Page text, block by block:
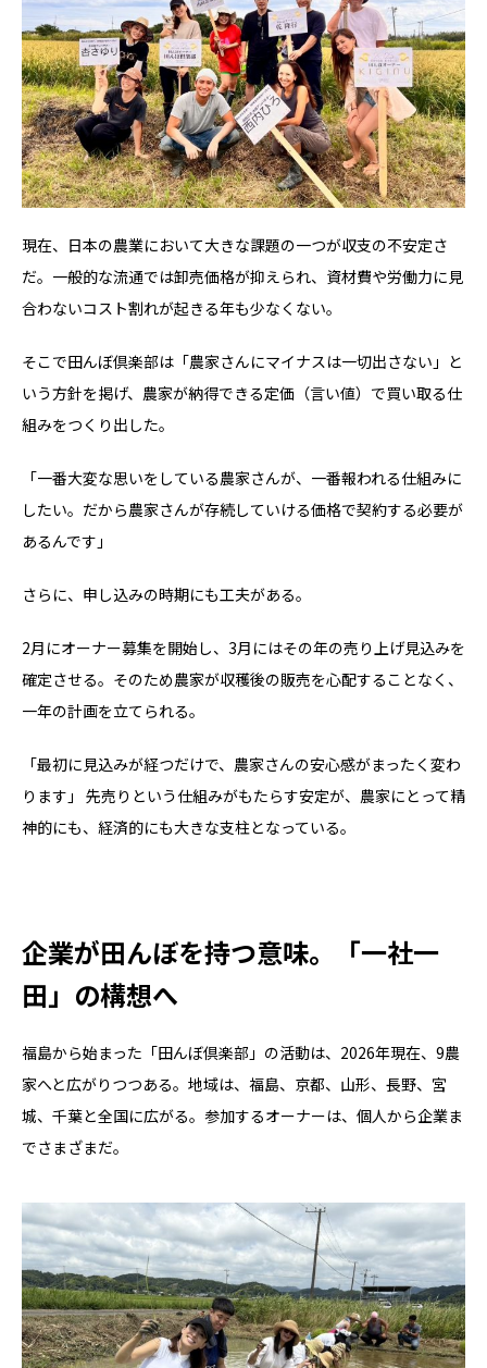
現在、日本の農業において大きな課題の一つが収支の不安定さ
だ。一般的な流通では卸売価格が抑えられ、資材費や労働力に見
合わないコスト割れが起きる年も少なくない。
そこで田んぼ倶楽部は「農家さんにマイナスは一切出さない」と
いう方針を掲げ、農家が納得できる定価（言い値）で買い取る仕
組みをつくり出した。
「一番大変な思いをしている農家さんが、一番報われる仕組みに
したい。だから農家さんが存続していける価格で契約する必要が
あるんです」
さらに、申し込みの時期にも工夫がある。
2月にオーナー募集を開始し、3月にはその年の売り上げ見込みを
確定させる。そのため農家が収穫後の販売を心配することなく、
一年の計画を立てられる。
「最初に見込みが経つだけで、農家さんの安心感がまったく変わ
ります」 先売りという仕組みがもたらす安定が、農家にとって精
神的にも、経済的にも大きな支柱となっている。
企業が田んぼを持つ意味。「一社一
田」の構想へ
福島から始まった「田んぼ倶楽部」の活動は、2026年現在、9農
家へと広がりつつある。地域は、福島、京都、山形、長野、宮
城、千葉と全国に広がる。参加するオーナーは、個人から企業ま
でさまざまだ。